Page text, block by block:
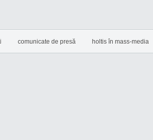
comunicate de presă holtis în mass-media